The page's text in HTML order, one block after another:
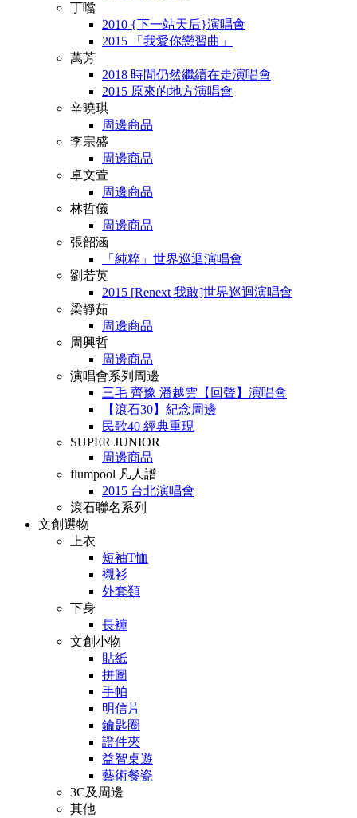
丁噹
2010 {下一站天后}演唱會
2015 「我愛你戀習曲」
萬芳
2018 時間仍然繼續在走演唱會
2015 原來的地方演唱會
辛曉琪
周邊商品
李宗盛
周邊商品
卓文萱
周邊商品
林哲儀
周邊商品
張韶涵
「純粹」世界巡迴演唱會
劉若英
2015 [Renext 我敢]世界巡迴演唱會
梁靜茹
周邊商品
周興哲
周邊商品
演唱會系列周邊
三毛 齊豫 潘越雲【回聲】演唱會
【滾石30】紀念周邊
民歌40 經典重現
SUPER JUNIOR
周邊商品
flumpool 凡人譜
2015 台北演唱會
滾石聯名系列
文創選物
上衣
短袖T恤
襯衫
外套類
下身
長褲
文創小物
貼紙
拼圖
手帕
明信片
鑰匙圈
證件夾
益智桌遊
藝術餐瓷
3C及周邊
其他